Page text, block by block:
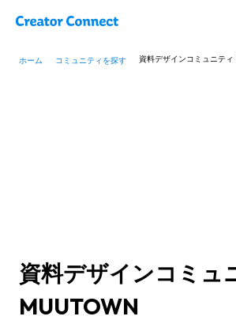
ホーム コミュニティを探す 資料デザインコミュニテ
資料デザインコミュ
MUUTOWN